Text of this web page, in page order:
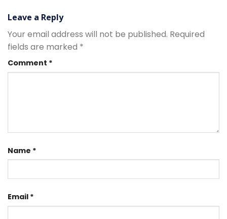
Leave a Reply
Your email address will not be published. Required
fields are marked *
Comment *
Name *
Email *